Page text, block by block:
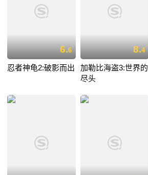
6.6
忍者神龟2:破影而出
8.4
加勒比海盗3:世界的
尽头